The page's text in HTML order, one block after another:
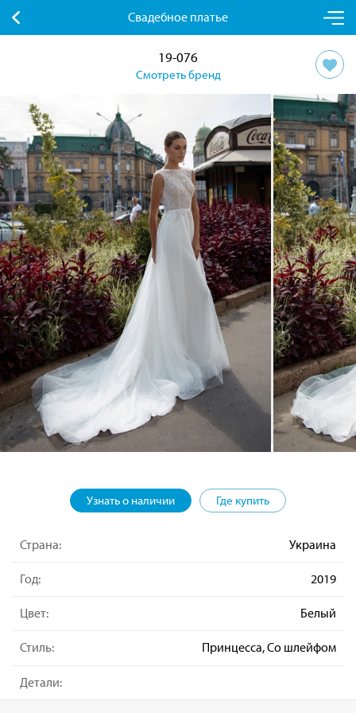
Свадебное платье
19-076
Смотреть бренд
Узнать о наличии Где купить
Страна: Украина
Год: 2019
Цвет: Белый
Стиль: Принцесса, Со шлейфом
Детали: